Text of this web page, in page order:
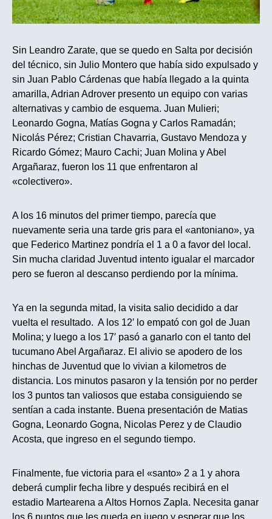
Sin Leandro Zarate, que se quedo en Salta por decisión
del técnico, sin Julio Montero que había sido expulsado y
sin Juan Pablo Cárdenas que había llegado a la quinta
amarilla, Adrian Adrover presento un equipo con varias
alternativas y cambio de esquema. Juan Mulieri;
Leonardo Gogna, Matías Gogna y Carlos Ramadán;
Nicolás Pérez; Cristian Chavarria, Gustavo Mendoza y
Ricardo Gómez; Mauro Cachi; Juan Molina y Abel
Argañaraz, fueron los 11 que enfrentaron al
«colectivero».
A los 16 minutos del primer tiempo, parecía que
nuevamente seria una tarde gris para el «antoniano», ya
que Federico Martinez pondría el 1 a 0 a favor del local.
Sin mucha claridad Juventud intento igualar el marcador
pero se fueron al descanso perdiendo por la mínima.
Ya en la segunda mitad, la visita salio decidido a dar
vuelta el resultado. A los 12′ lo empató con gol de Juan
Molina; y luego a los 17′ pasó a ganarlo con el tanto del
tucumano Abel Argañaraz. El alivio se apodero de los
hinchas de Juventud que lo vivian a kilometros de
distancia. Los minutos pasaron y la tensión por no perder
los 3 puntos tan valiosos que estaba consiguiendo se
sentían a cada instante. Buena presentación de Matias
Gogna, Leonardo Gogna, Nicolas Perez y de Claudio
Acosta, que ingreso en el segundo tiempo.
Finalmente, fue victoria para el «santo» 2 a 1 y ahora
deberá cumplir fecha libre y después recibirá en el
estadio Martearena a Altos Hornos Zapla. Necesita ganar
los 6 puntos que les queda en juego y esperar que los